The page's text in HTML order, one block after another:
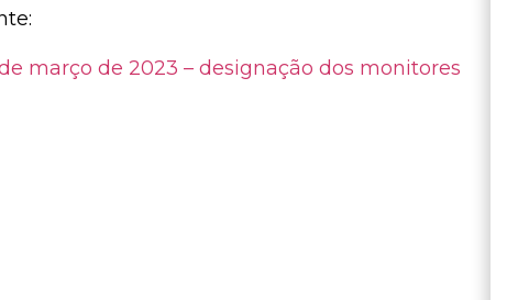
março de 2023 – designação dos monitores